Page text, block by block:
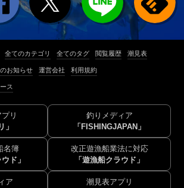
全てのカテゴリ 全てのタグ 閲覧履歴 潮見表
お知らせ 運営会社 利用規約
ス
リ
」
釣りメディア
「FISHINGJAPAN」
名簿
ド」
改正遊漁船業法に対応
「遊漁船クラウド」
ア
潮見表アプリ